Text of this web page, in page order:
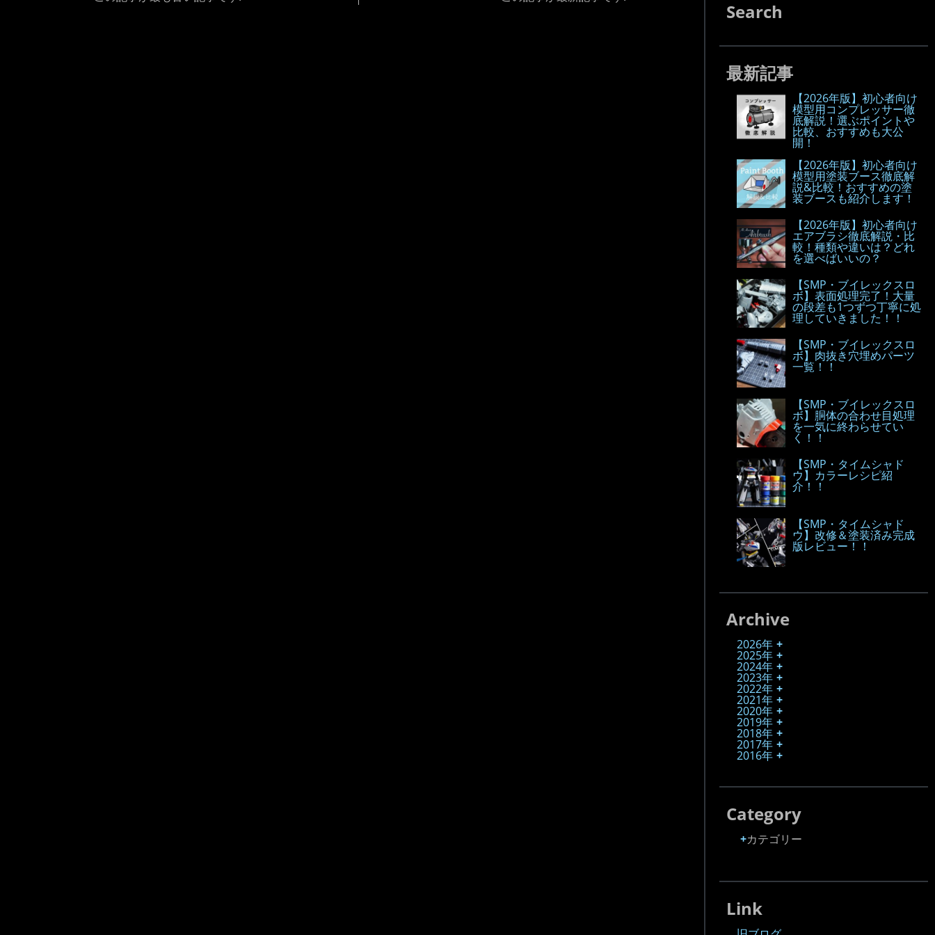
Search
最新記事
【2026年版】初心者向け
模型用コンプレッサー徹
底解説！選ぶポイントや
比較、おすすめも大公
開！
【2026年版】初心者向け
模型用塗装ブース徹底解
説&比較！おすすめの塗
装ブースも紹介します！
【2026年版】初心者向け
エアブラシ徹底解説・比
較！種類や違いは？どれ
を選べばいいの？
【SMP・ブイレックスロ
ボ】表面処理完了！大量
の段差も1つずつ丁寧に処
理していきました！！
【SMP・ブイレックスロ
ボ】肉抜き穴埋めパーツ
一覧！！
【SMP・ブイレックスロ
ボ】胴体の合わせ目処理
を一気に終わらせてい
く！！
【SMP・タイムシャド
ウ】カラーレシピ紹
介！！
【SMP・タイムシャド
ウ】改修＆塗装済み完成
版レビュー！！
Archive
2026年
2025年
2024年
2023年
2022年
2021年
2020年
2019年
2018年
2017年
2016年
Category
カテゴリー
Link